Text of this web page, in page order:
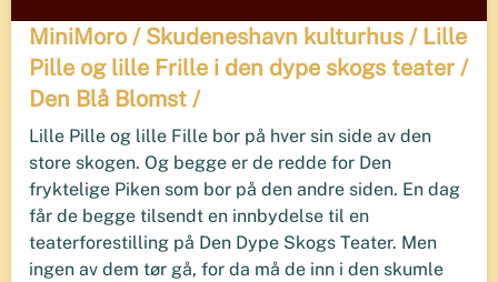
MiniMoro / Skudeneshavn kulturhus / Lille
Pille og lille Frille i den dype skogs teater /
Den Blå Blomst /
Lille Pille og lille Fille bor på hver sin side av den
store skogen. Og begge er de redde for Den
fryktelige Piken som bor på den andre siden. En dag
får de begge tilsendt en innbydelse til en
teaterforestilling på Den Dype Skogs Teater. Men
ingen av dem tør gå, for da må de inn i den skumle